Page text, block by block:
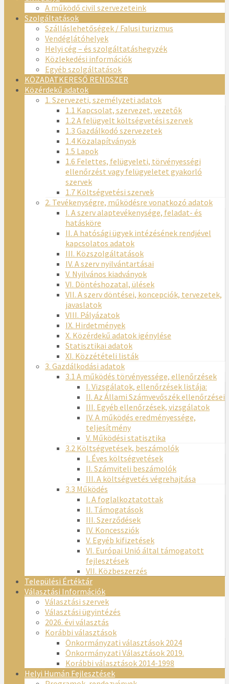
A működő civil szervezeteink
Szolgáltatások
Szálláslehetőségek / Falusi turizmus
Vendéglátóhelyek
Helyi cég – és szolgáltatáshegyzék
Közlekedési információk
Egyéb szolgáltatások
KÖZADATKERESŐ RENDSZER
Közérdekű adatok
1. Szervezeti, személyzeti adatok
1.1 Kapcsolat, szervezet, vezetők
1.2 A felügyelt költségvetési szervek
1.3 Gazdálkodó szervezetek
1.4 Közalapítványok
1.5 Lapok
1.6 Felettes, felügyeleti, törvényességi
ellenőrzést vagy felügyeletet gyakorló
szervek
1.7 Költségvetési szervek
2. Tevékenységre, működésre vonatkozó adatok
I. A szerv alaptevékenysége, feladat- és
hatásköre
II. A hatósági ügyek intézésének rendjével
kapcsolatos adatok
III. Közszolgáltatások
IV. A szerv nyilvántartásai
V. Nyilvános kiadványok
VI. Döntéshozatal, ülések
VII. A szerv döntései, koncepciók, tervezetek,
javaslatok
VIII. Pályázatok
IX. Hirdetmények
X. Közérdekű adatok igénylése
Statisztikai adatok
XI. Közzétételi listák
3. Gazdálkodási adatok
3.1 A működés törvényessége, ellenőrzések
I. Vizsgálatok, ellenőrzések listája:
II. Az Állami Számvevőszék ellenőrzései
III. Egyéb ellenőrzések, vizsgálatok
IV. A működés eredményessége,
teljesítmény
V. Működési statisztika
3.2 Költségvetések, beszámolók
I. Éves költségvetések
II. Számviteli beszámolók
III. A költségvetés végrehajtása
3.3 Működés
I. A foglalkoztatottak
II. Támogatások
III. Szerződések
IV. Koncessziók
V. Egyéb kifizetések
VI. Európai Unió által támogatott
fejlesztések
VII. Közbeszerzés
Települési Értéktár
Választási Információk
Választási szervek
Választási ügyintézés
2026. évi választás
Korábbi választások
Önkormányzati választások 2024
Önkormányzati Választások 2019.
Korábbi választások 2014-1998
Helyi Humán Fejlesztések